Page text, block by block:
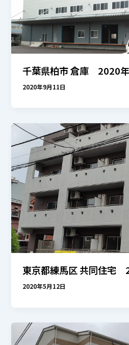
千葉県柏市 倉庫 2020
2020年9月11日
東京都練馬区 共同住宅
2020年5月12日